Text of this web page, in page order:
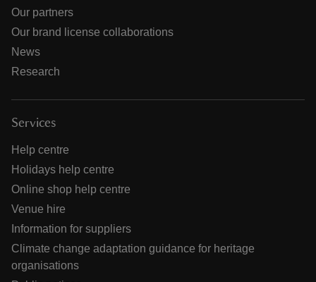
Our partners
Our brand license collaborations
News
Research
Services
Help centre
Holidays help centre
Online shop help centre
Venue hire
Information for suppliers
Climate change adaptation guidance for heritage
organisations